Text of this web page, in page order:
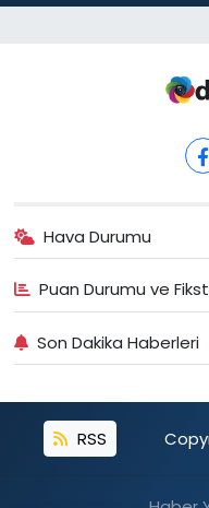
Hava Durumu
Puan Durumu ve
Son Dakika Haberleri
RSS